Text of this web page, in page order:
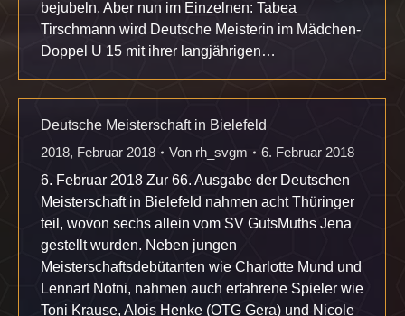
bejubeln. Aber nun im Einzelnen: Tabea
Tirschmann wird Deutsche Meisterin im Mädchen-
Doppel U 15 mit ihrer langjährigen…
Deutsche Meisterschaft in Bielefeld
2018, Februar 2018 Von rh_svgm
6. Februar 2018
6. Februar 2018 Zur 66. Ausgabe der Deutschen
Meisterschaft in Bielefeld nahmen acht Thüringer
teil, wovon sechs allein vom SV GutsMuths Jena
gestellt wurden. Neben jungen
Meisterschaftsdebütanten wie Charlotte Mund und
Lennart Notni, nahmen auch erfahrene Spieler wie
Toni Krause, Alois Henke (OTG Gera) und Nicole